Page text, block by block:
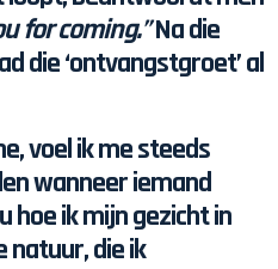
for coming.”Na die
die ‘ontvangstgroet’ al
voel ik me steeds
wanneer iemand
hoe ik mijn gezicht in
natuur, die ik